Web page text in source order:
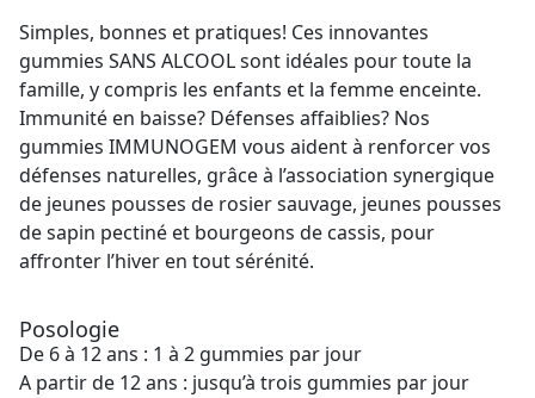
Simples, bonnes et pratiques! Ces innovantes
gummies SANS ALCOOL sont idéales pour toute la
famille, y compris les enfants et la femme enceinte.
Immunité en baisse? Défenses affaiblies? Nos
gummies IMMUNOGEM vous aident à renforcer vos
défenses naturelles, grâce à l’association synergique
de jeunes pousses de rosier sauvage, jeunes pousses
de sapin pectiné et bourgeons de cassis, pour
affronter l’hiver en tout sérénité.
Posologie
De 6 à 12 ans : 1 à 2 gummies par jour
A partir de 12 ans : jusqu’à trois gummies par jour